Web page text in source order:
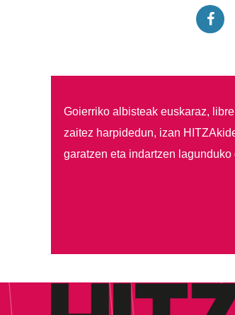
Goierriko albisteak euskaraz,
zaitez harpidedun, izan
garatzen eta indartzen lagunduko